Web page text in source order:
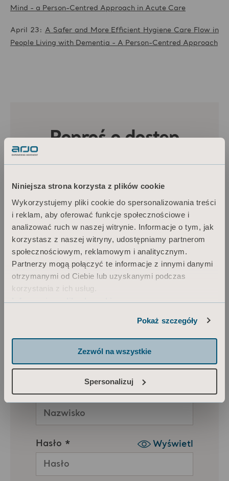
Niniejsza strona korzysta z plików cookie
Wykorzystujemy pliki cookie do spersonalizowania treści
i reklam, aby oferować funkcje społecznościowe i
analizować ruch w naszej witrynie. Informacje o tym, jak
korzystasz z naszej witryny, udostępniamy partnerom
społecznościowym, reklamowym i analitycznym.
Partnerzy mogą połączyć te informacje z innymi danymi
otrzymanymi od Ciebie lub uzyskanymi podczas
korzystania z ich usług.
Informacja o plikach cookie
Pokaż szczegóły
Zezwól na wszystkie
Spersonalizuj
Mind - a Person-Centred Approach in Acute Care
April 23: A Safer and More Efficient Hygiene Care Flow in
People Living with Dementia - A Person-Centred Approach